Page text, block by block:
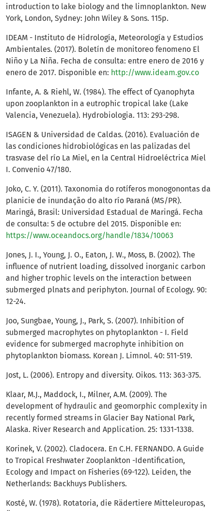
introduction to lake biology and the limnoplankton. New
York, London, Sydney: John Wiley & Sons. 115p.
IDEAM - Instituto de Hidrología, Meteorología y Estudios
Ambientales. (2017). Boletín de monitoreo fenomeno El
Niño y La Niña. Fecha de consulta: entre enero de 2016 y
enero de 2017. Disponible en: http://www.ideam.gov.co
Infante, A. & Riehl, W. (1984). The effect of Cyanophyta
upon zooplankton in a eutrophic tropical lake (Lake
Valencia, Venezuela). Hydrobiologia. 113: 293-298.
ISAGEN & Universidad de Caldas. (2016). Evaluación de
las condiciones hidrobiológicas en las palizadas del
trasvase del río La Miel, en la Central Hidroeléctrica Miel
I. Convenio 47/180.
Joko, C. Y. (2011). Taxonomia do rotíferos monogonontas da
planicie de inundaҫão do alto río Paraná (MS/PR).
Maringá, Brasil: Universidad Estadual de Maringá. Fecha
de consulta: 5 de octubre del 2015. Disponible en:
https://www.oceandocs.org/handle/1834/10063
Jones, J. I., Young, J. O., Eaton, J. W., Moss, B. (2002). The
influence of nutrient loading, dissolved inorganic carbon
and higher trophic levels on the interaction between
submerged plnats and periphyton. Journal of Ecology. 90:
12-24.
Joo, Sungbae, Young, J., Park, S. (2007). Inhibition of
submerged macrophytes on phytoplankton - I. Field
evidence for submerged macrophyte inhibition on
phytoplankton biomass. Korean J. Limnol. 40: 511-519.
Jost, L. (2006). Entropy and diversity. Oikos. 113: 363-375.
Klaar, M.J., Maddock, I., Milner, A.M. (2009). The
development of hydraulic and geomorphic complexity in
recently formed streams in Glacier Bay National Park,
Alaska. River Research and Application. 25: 1331-1338.
Korinek, V. (2002). Cladocera. En C.H. FERNANDO. A Guide
to Tropical Freshwater Zooplankton -Identification,
Ecology and Impact on Fisheries (69-122). Leiden, the
Netherlands: Backhuys Publishers.
Kosté, W. (1978). Rotatoria, die Rädertiere Mitteleuropas,